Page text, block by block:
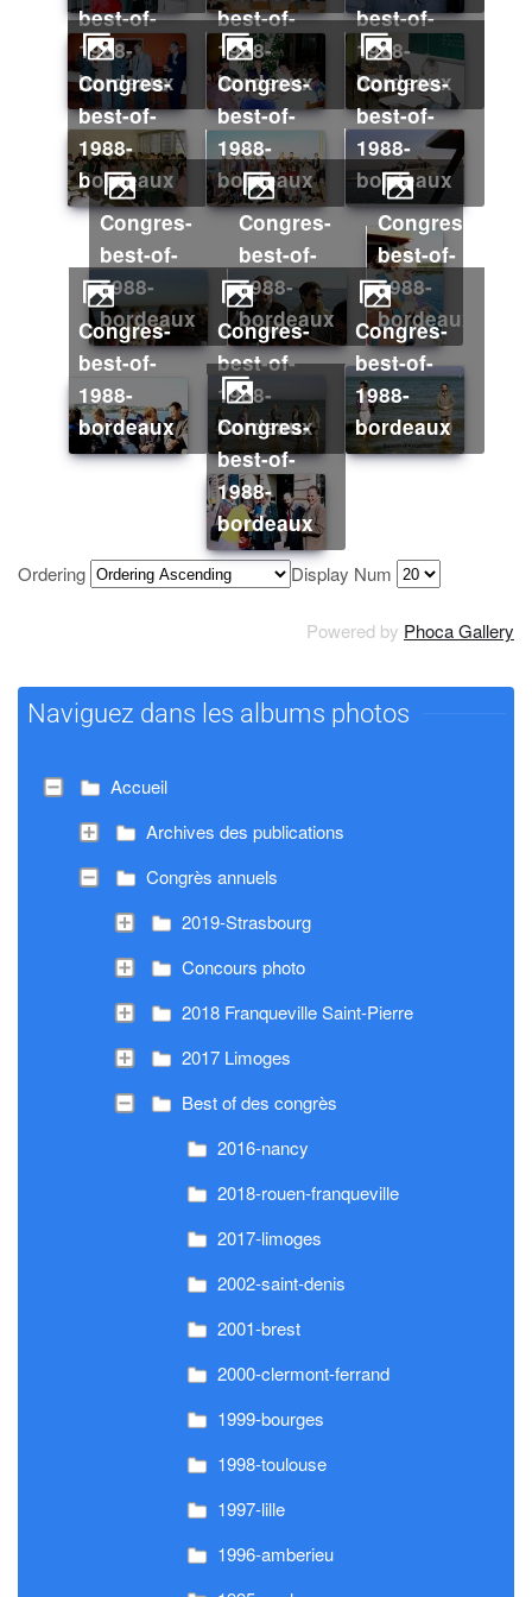
best-of-
1988-
bordeaux
best-of-
1988-
bordeaux
best-of-
1988-
bordeaux
congres-
best-of-
1988-
bordeaux
congres-
best-of-
1988-
bordeaux
congres-
best-of-
1988-
bordeaux
congres-
best-of-
1988-
bordeaux
congres-
best-of-
1988-
bordeaux
congres-
best-of-
1988-
bordeaux
congres-
best-of-
1988-
bordeaux
congres-
best-of-
1988-
bordeaux
congres-
best-of-
1988-
bordeaux
congres-
best-of-
1988-
bordeaux
Ordering Display Num
Powered by Phoca Gallery
Naviguez dans les albums photos
Accueil
Archives des publications
Congrès annuels
2019-Strasbourg
Concours photo
2018 Franqueville Saint-Pierre
2017 Limoges
Best of des congrès
2016-nancy
2018-rouen-franqueville
2017-limoges
2002-saint-denis
2001-brest
2000-clermont-ferrand
1999-bourges
1998-toulouse
1997-lille
1996-amberieu